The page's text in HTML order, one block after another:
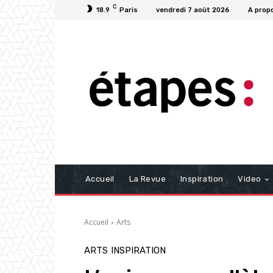
18.9 C Paris vendredi 7 août 2026 A
Accueil La Revue Inspiration Video
Accueil Arts
ARTS INSPIRATION